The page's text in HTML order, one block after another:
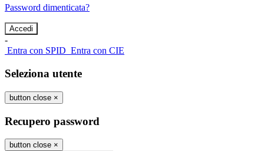
Password dimenticata?
-
Entra con SPID Entra con CIE
Seleziona utente
button close ×
Recupero password
button close ×